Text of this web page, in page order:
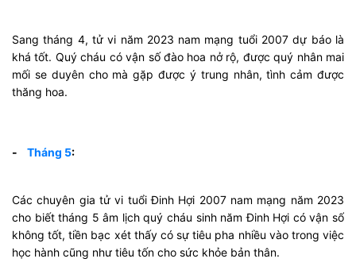
Sang tháng 4, tử vi năm 2023 nam mạng tuổi 2007 dự báo là
khá tốt. Quý cháu có vận số đào hoa nở rộ, được quý nhân mai
mối se duyên cho mà gặp được ý trung nhân, tình cảm được
thăng hoa.
- Tháng 5:
Các chuyên gia tử vi tuổi Đinh Hợi 2007 nam mạng năm 2023
cho biết tháng 5 âm lịch quý cháu sinh năm Đinh Hợi có vận số
không tốt, tiền bạc xét thấy có sự tiêu pha nhiều vào trong việc
học hành cũng như tiêu tốn cho sức khỏe bản thân.